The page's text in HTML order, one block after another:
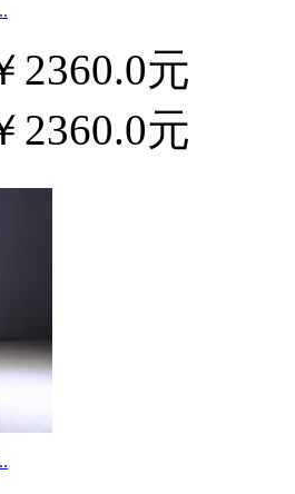
2360.0元
2360.0元